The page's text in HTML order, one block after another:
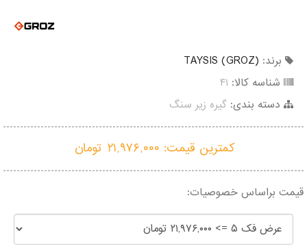
برند: TAYSIS (GROZ)
شناسه کالا: ۴۱
دسته بندی: گیره زیر سنگ
کمترین قیمت: ۲۱,۹۷۶,۰۰۰ تومان
قیمت براساس خصوصیات: